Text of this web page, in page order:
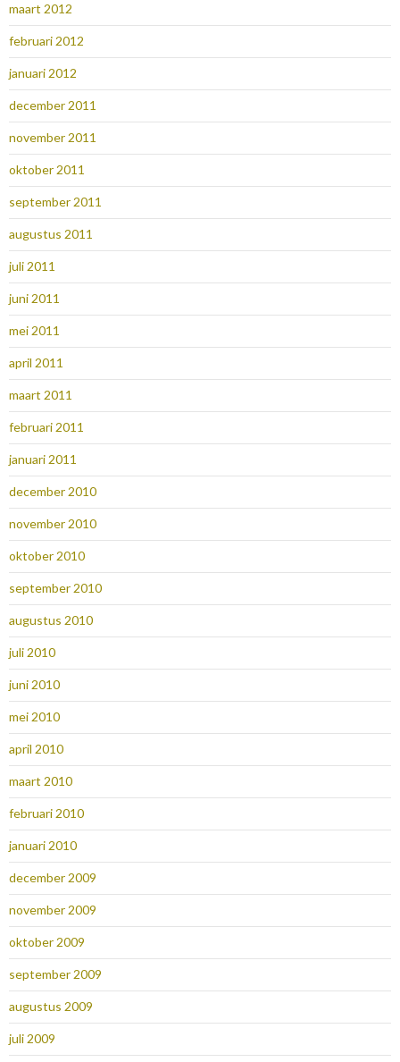
maart 2012
februari 2012
januari 2012
december 2011
november 2011
oktober 2011
september 2011
augustus 2011
juli 2011
juni 2011
mei 2011
april 2011
maart 2011
februari 2011
januari 2011
december 2010
november 2010
oktober 2010
september 2010
augustus 2010
juli 2010
juni 2010
mei 2010
april 2010
maart 2010
februari 2010
januari 2010
december 2009
november 2009
oktober 2009
september 2009
augustus 2009
juli 2009